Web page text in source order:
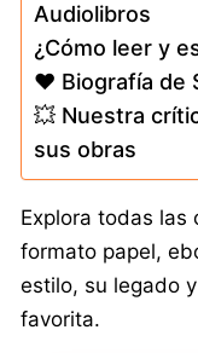
Audiolibros
¿Cómo leer y
❤️ Biografía de
💥 Nuestra
sus obras
Explora todas las
formato papel,
estilo, su legado
favorita.